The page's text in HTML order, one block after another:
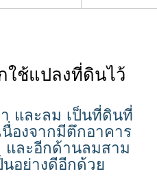
ใช้แปลงที่ดินไว้
และลม เป็นที่ดินที่
องจากมีตึกอาคาร
และอีกด้านลมสาม
นอย่างดีอีกด้วย